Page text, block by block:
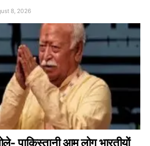
8, 2026
पाकिस्तानी आम लोग भारतीयों